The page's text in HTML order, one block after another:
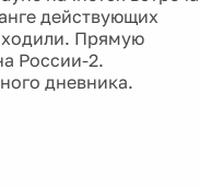
действующих
Прямую
России-2.
дневника.